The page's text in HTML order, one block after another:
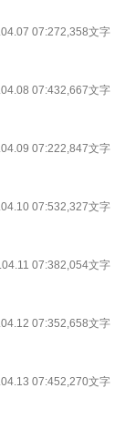
07:272,358文字
07:432,667文字
07:222,847文字
07:532,327文字
07:382,054文字
07:352,658文字
07:452,270文字